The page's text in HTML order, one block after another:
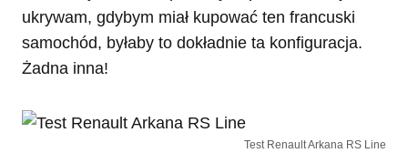
ukrywam, gdybym miał kupować ten francuski
samochód, byłaby to dokładnie ta konfiguracja.
Żadna inna!
Test Renault Arkana RS Line